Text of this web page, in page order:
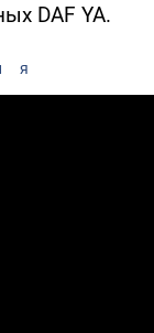
DAF YA.